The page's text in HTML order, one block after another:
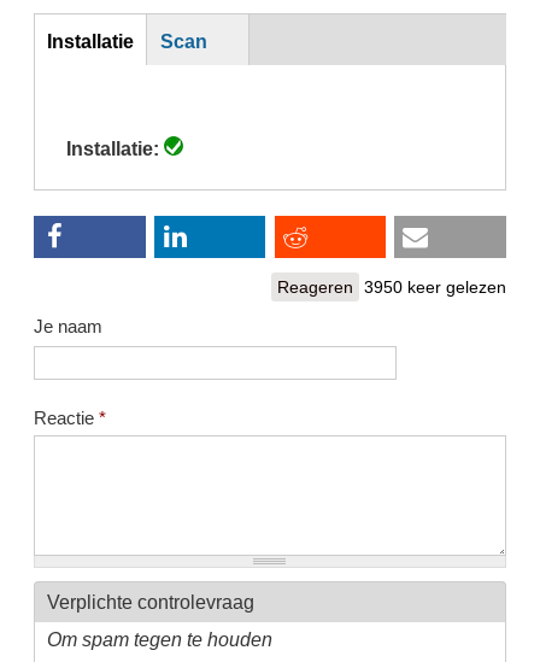
Inst
Installatie
Scan
Installatie:
Reageren 3950 keer gelezen
Je naam
Reactie *
Verplichte controlevraag
Om spam tegen te houden